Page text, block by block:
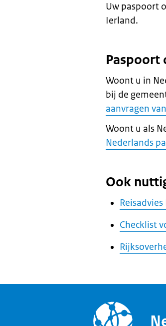
Uw paspoort
Ierland.
Paspoort
Woont u in
bij de
aanvragen
Woont u als
Nederlands
Ook
Checklist